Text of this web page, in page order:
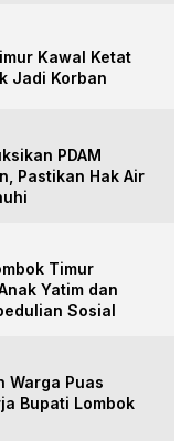
Kawal Ketat
Jadi Korban
PDAM
Pastikan Hak Air
Timur
Yatim dan
Sosial
Warga Puas
Bupati Lombok